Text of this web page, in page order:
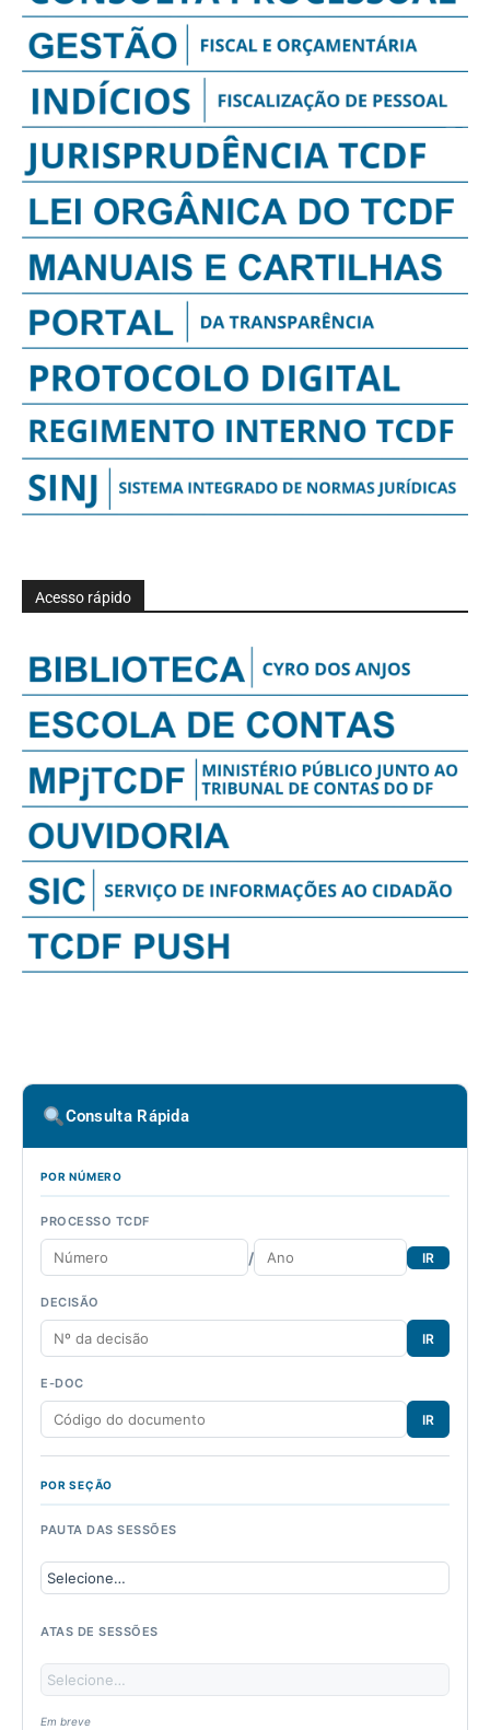
Acesso rápido
Consulta Rápida
POR NÚMERO
PROCESSO TCDF
/ IR
DECISÃO
IR
E-DOC
IR
POR SEÇÃO
PAUTA DAS SESSÕES
ATAS DE SESSÕES
Em breve